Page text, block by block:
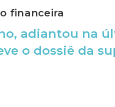
financeira
adiantou na
o dossiê da